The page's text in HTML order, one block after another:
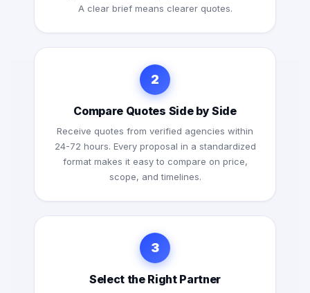
A clear brief means clearer quotes.
2
Compare Quotes Side by Side
Receive quotes from verified agencies within
24-72 hours. Every proposal in a standardized
format makes it easy to compare on price,
scope, and timelines.
3
Select the Right Partner